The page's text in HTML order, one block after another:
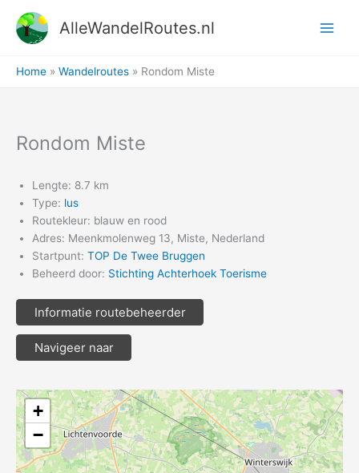
naar
AlleWandelRoutes.nl
Home Wandelroutes Rondom Miste
Rondom Miste
Lengte: 8.7 km
Type: lus
Routekleur: blauw en rood
Adres: Meenkmolenweg 13, Miste, Nederland
Startpunt: TOP De Twee Bruggen
Beheerd door: Stichting Achterhoek Toerisme
Informatie routebeheerder
Navigeer naar
+
−